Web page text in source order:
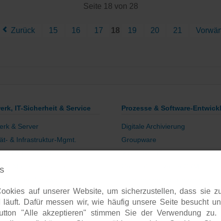
Seite 18 von 28
Zurück 15 16 17 18 19 20 21
IT-Sicherheit & Service
& Server
& Infrastruktur-Mgmt.
& Issue-Tracking
E-Mail-Kommunikation
IT-Sicherheit
Prozesse & Software-
Digitale Archivierung
Groupware
Voice-over-IP
Software-Entwicklung
Onlineshops
auf unserer Website, um sicherzustellen, dass sie
läuft. Dafür messen wir, wie häufig unsere Seite besucht
"Alle akzeptieren" stimmen Sie der Verwendung zu.